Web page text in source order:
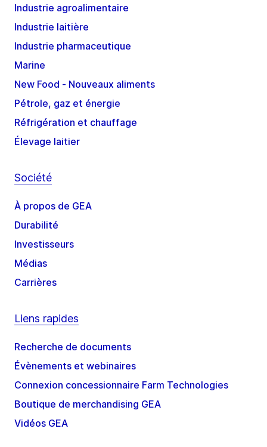
Industrie agroalimentaire
Industrie laitière
Industrie pharmaceutique
Marine
New Food - Nouveaux aliments
Pétrole, gaz et énergie
Réfrigération et chauffage
Élevage laitier
Société
À propos de GEA
Durabilité
Investisseurs
Médias
Carrières
Liens rapides
Recherche de documents
Évènements et webinaires
Connexion concessionnaire Farm Technologies
Boutique de merchandising GEA
Vidéos GEA